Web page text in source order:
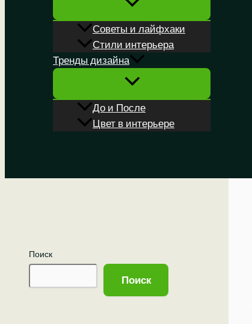
Советы и лайфхаки
Стили интерьера
Тренды дизайна
До и После
Цвет в интерьере
Поиск
Поиск